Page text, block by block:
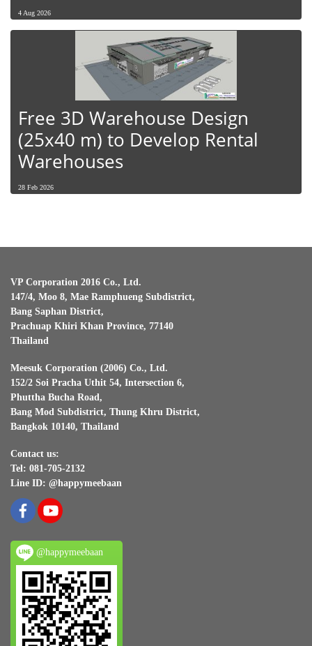
4 Aug 2026
Free 3D Warehouse Design
(25x40 m) to Develop Rental
Warehouses
28 Feb 2026
VP Corporation 2016 Co., Ltd.
147/4, Moo 8, Mae Ramphueng Subdistrict,
Bang Saphan District,
Prachuap Khiri Khan Province, 77140
Thailand
Meesuk Corporation (2006) Co., Ltd.
152/2 Soi Pracha Uthit 54, Intersection 6,
Phuttha Bucha Road,
Bang Mod Subdistrict, Thung Khru District,
Bangkok 10140, Thailand
Contact us:
Tel: 081-705-2132
Line ID: @happymeebaan
@happymeebaan